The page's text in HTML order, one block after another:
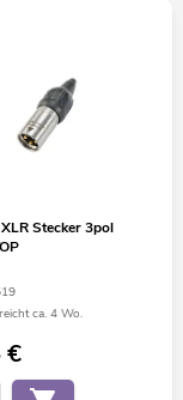
Stecker 3pol
ca. 4 Wo.
€